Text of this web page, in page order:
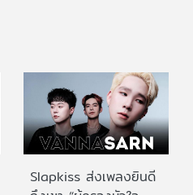
Slapkiss ส่งเพลงยินดี